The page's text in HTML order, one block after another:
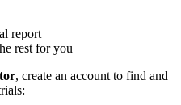
report
rest for you
, create an account to find and